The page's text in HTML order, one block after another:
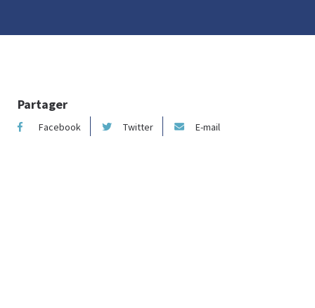
Partager
Facebook Twitter E-mail